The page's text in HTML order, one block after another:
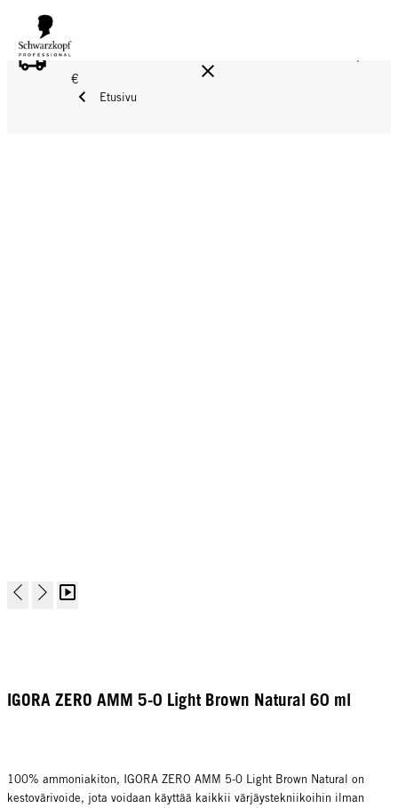
ILMAINEN TOIMITUS YLI 160 € TILAUKSIIN!
€
Etusivu
IGORA ZERO AMM 5-0 Light Brown Natural 60 ml
100% ammoniakiton, IGORA ZERO AMM 5-0 Light Brown Natural on
kestovärivoide, jota voidaan käyttää kaikkii värjäystekniikoihin ilman